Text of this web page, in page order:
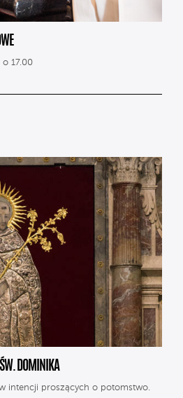
o 17.00
DOMINIKA
intencji proszących o potomstwo.